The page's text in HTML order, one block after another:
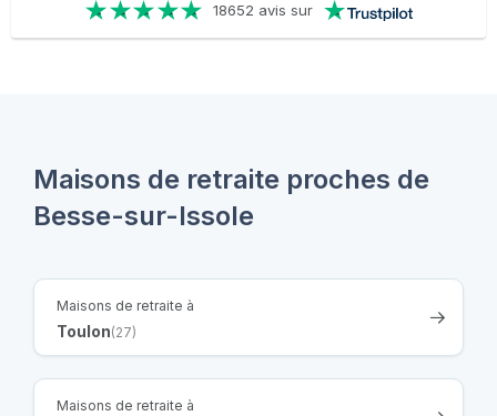
18652 avis sur
Maisons de retraite proches de
Besse-sur-Issole
Maisons de retraite à
Toulon(27)
Maisons de retraite à